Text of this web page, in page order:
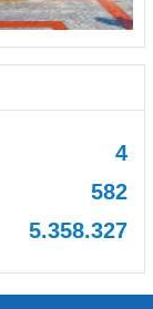
4
582
5.358.327